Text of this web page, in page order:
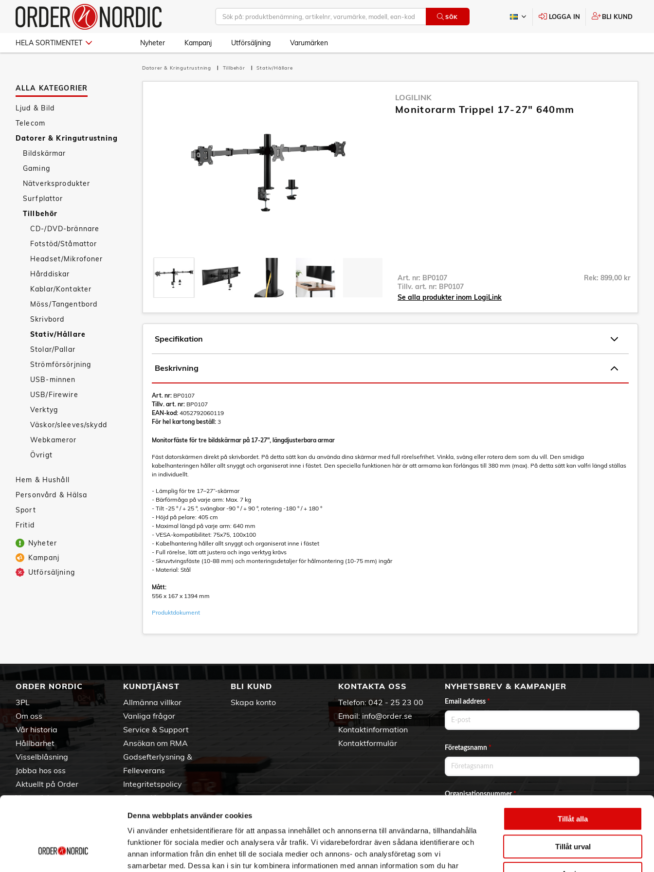
Denna webbplats använder cookies
Vi använder enhetsidentifierare för att anpassa innehållet och annonserna till användarna, tillhandahålla
funktioner för sociala medier och analysera vår trafik. Vi vidarebefordrar även sådana identifierare och
annan information från din enhet till de sociala medier och annons- och analysföretag som vi
samarbetar med. Dessa kan i sin tur kombinera informationen med annan information som du har
Tillåt alla
Tillåt urval
SÖK LOGGA IN BLI KUND
HELA SORTIMENTET Nyheter Kampanj Utförsäljning Varumärken
ALLA KATEGORIER
Ljud & Bild
Telecom
Datorer & Kringutrustning
Bildskärmar
Gaming
Nätverksprodukter
Surfplattor
Tillbehör
CD-/DVD-brännare
Fotstöd/Ståmattor
Headset/Mikrofoner
Hårddiskar
Kablar/Kontakter
Möss/Tangentbord
Skrivbord
Stativ/Hållare
Stolar/Pallar
Strömförsörjning
USB-minnen
USB/Firewire
Verktyg
Väskor/sleeves/skydd
Webkameror
Övrigt
Hem & Hushåll
Personvård & Hälsa
Sport
Fritid
Nyheter
Kampanj
Utförsäljning
Datorer & Kringutrustning Tillbehör Stativ/Hållare
LOGILINK
Monitorarm Trippel 17-27" 640mm
Art. nr: BP0107
Tillv. art. nr: BP0107
Rek: 899,00 kr
Se alla produkter inom LogiLink
Specifikation
Beskrivning
Art. nr: BP0107
Tillv. art. nr: BP0107
EAN-kod: 4052792060119
För hel kartong beställ: 3
Monitorfäste för tre bildskärmar på 17-27", längdjusterbara armar
Fäst datorskärmen direkt på skrivbordet. På detta sätt kan du använda dina skärmar med full rörelsefrihet. Vinkla, sväng eller rotera dem som du vill. Den smidiga
kabelhanteringen håller allt snyggt och organiserat inne i fästet. Den speciella funktionen här är att armarna kan förlängas till 380 mm (max). På detta sätt kan valfri längd ställas
in individuellt.
- Lämplig för tre 17–27”-skärmar
- Bärförmåga på varje arm: Max. 7 kg
- Tilt -25 ° / + 25 °, svängbar -90 ° / + 90 °, rotering -180 ° / + 180 °
- Höjd på pelare: 405 cm
- Maximal längd på varje arm: 640 mm
- VESA-kompatibilitet: 75x75, 100x100
- Kabelhantering håller allt snyggt och organiserat inne i fästet
- Full rörelse, lätt att justera och inga verktyg krävs
- Skruvtvingsfäste (10-88 mm) och monteringsdetaljer för hålmontering (10-75 mm) ingår
- Material: Stål
Mått:
556 x 167 x 1394 mm
Produktdokument
ORDER NORDIC
3PL
Om oss
Vår historia
Hållbarhet
Visselblåsning
Jobba hos oss
Aktuellt på Order
Varumärken
KUNDTJÄNST
Allmänna villkor
Vanliga frågor
Service & Support
Ansökan om RMA
Godsefterlysning &
Felleverans
Integritetspolicy
Om cookies
BLI KUND
Skapa konto
KONTAKTA OSS
Telefon: 042 - 25 23 00
Email: info@order.se
Kontaktinformation
Kontaktformulär
NYHETSBREV & KAMPANJER
Email address *
Företagsnamn *
Organisationsnummer*
Ja, jag vill prenumerera på nyhetsbrevet.